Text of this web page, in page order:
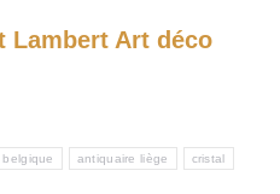
Lambert Art déco
antiquaire liège cristal